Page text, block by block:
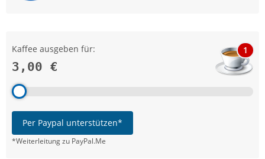
Kaffee ausgeben für:
3,00 €
1
Per Paypal unterstützen*
*Weiterleitung zu PayPal.Me